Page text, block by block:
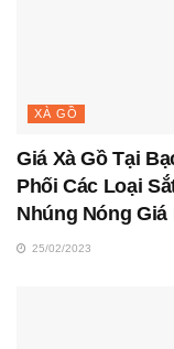
XÀ GỒ
Giá Xà Gồ Tại
Phối Các Loại
Nhúng Nóng Giá
25/02/2023